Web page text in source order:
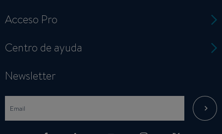
Acceso Pro
Centro de ayuda
Newsletter